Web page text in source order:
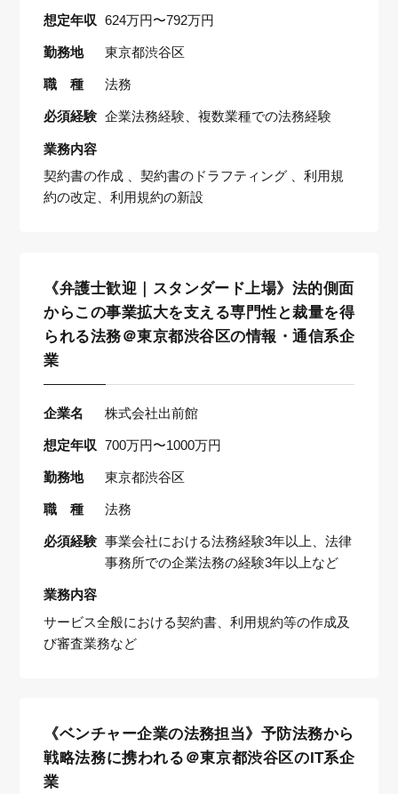
想定年収 624万円〜792万円
勤務地 東京都渋谷区
職 種 法務
必須経験 企業法務経験、複数業種での法務経験
業務内容
契約書の作成 、契約書のドラフティング 、利用規
約の改定、利用規約の新設
《弁護士歓迎｜スタンダード上場》法的側面
からこの事業拡大を支える専門性と裁量を得
られる法務＠東京都渋谷区の情報・通信系企
業
企業名 株式会社出前館
想定年収 700万円〜1000万円
勤務地 東京都渋谷区
職 種 法務
必須経験 事業会社における法務経験3年以上、法律
事務所での企業法務の経験3年以上など
業務内容
サービス全般における契約書、利用規約等の作成及
び審査業務など
《ベンチャー企業の法務担当》予防法務から
戦略法務に携われる＠東京都渋谷区のIT系企
業